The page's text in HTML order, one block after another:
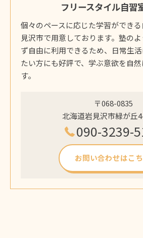
フリースタイル自習
個々のペースに応じた学習ができ
見沢市で用意しております。塾の
ず自由に利用できるため、日常生
たい方にも好評で、学ぶ意欲を自
す。
〒068-0835
北海道岩見沢市緑が丘
090-3239-
お問い合わせはこ